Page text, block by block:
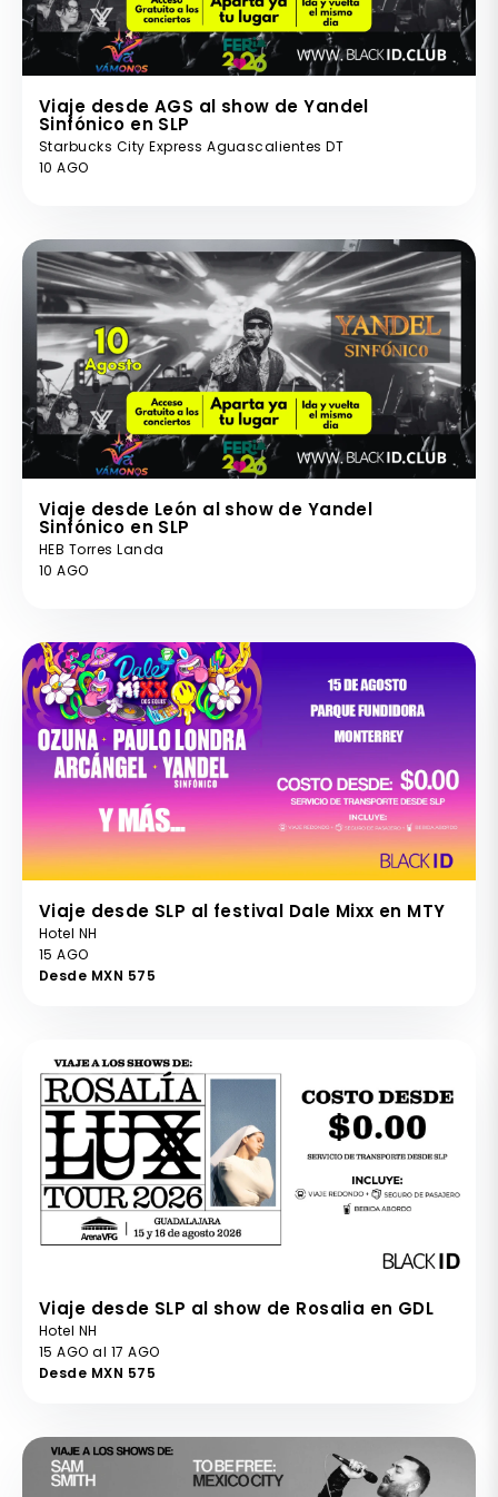
Viaje desde AGS al show de Yandel
Sinfónico en SLP
Starbucks City Express Aguascalientes DT
10 AGO
Viaje desde León al show de Yandel
Sinfónico en SLP
HEB Torres Landa
10 AGO
Viaje desde SLP al festival Dale Mixx en MTY
Hotel NH
15 AGO
Desde MXN 575
Viaje desde SLP al show de Rosalia en GDL
Hotel NH
15 AGO al 17 AGO
Desde MXN 575